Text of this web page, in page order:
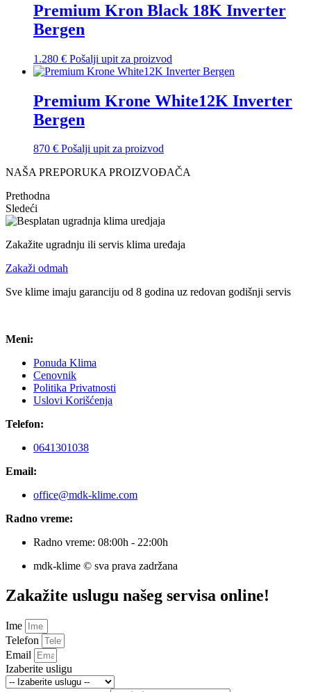
Premium Kron Black 18K Inverter
Bergen
1.280 € Pošalji upit za proizvod
Premium Krone White12K Inverter
Bergen
870 € Pošalji upit za proizvod
NAŠA PREPORUKA PROIZVOĐAČA
Prethodna
Sledeći
Zakažite ugradnju ili servis klima uređaja
Zakaži odmah
Sve klime imaju garanciju od 8 godina uz redovan godišnji servis
Meni:
Ponuda Klima
Cenovnik
Politika Privatnosti
Uslovi Korišćenja
Telefon:
0641301038
Email:
office@mdk-klime.com
Radno vreme:
Radno vreme: 08:00h - 22:00h
mdk-klime © sva prava zadržana
Zakažite uslugu našeg servisa online!
Ime
Telefon
Email
Izaberite usligu